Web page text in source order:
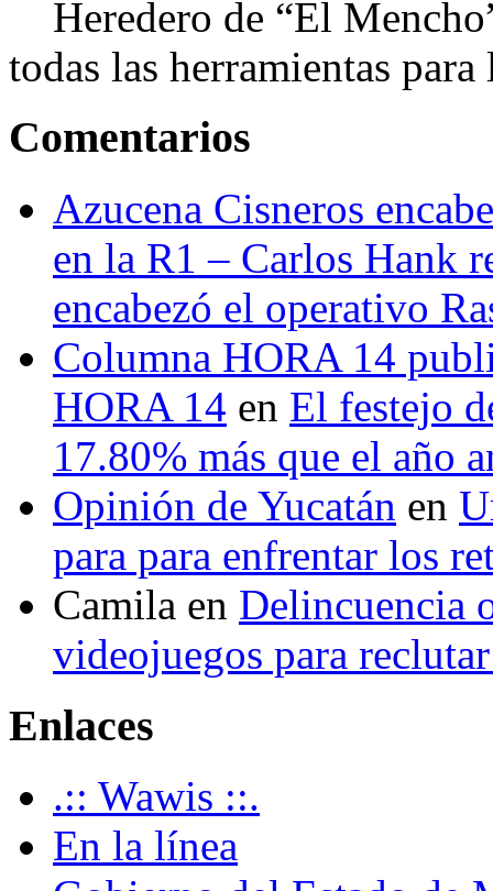
Heredero de “El
todas las herramientas
Comentarios
Azucena Cisneros
en la R1 – Carlos Hank
encabezó el operativo
Columna HORA 14
HORA 14 en El festejo
17.80% más que el año
Opinión de Yucatán en
para para enfrentar los
Camila en Delincuencia
videojuegos para
Enlaces
.:: Wawis ::.
En la línea